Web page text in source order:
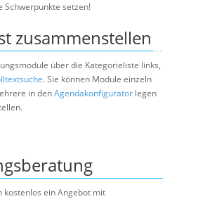
Schwerpunkte setzen!
zusammenstellen
über die Kategorieliste links,
. Sie können Module einzeln
in denAgendakonfigurator legen
ein Angebot mit